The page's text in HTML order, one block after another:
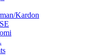
Kardon